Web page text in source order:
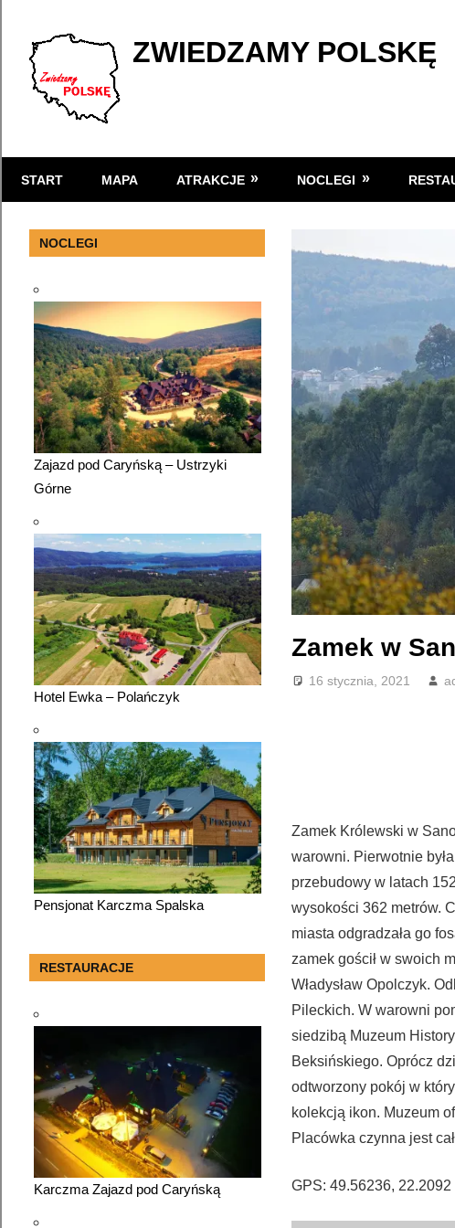
content
ZWIEDZAMY POLSKĘ
w
START MAPA ATRAKCJE NOCLEGI
Zamek w
16 stycznia, 2021
Zamek Królewski w
warowni. Pierwotnie
przebudowy w latach
wysokości 362 metrów.
miasta odgradzała go
zamek gościł w swoich
Władysław Opolczyk.
Pileckich. W warowni
siedzibą Muzeum
Beksińskiego. Oprócz
odtworzony pokój w
kolekcją ikon. Muzeum
Placówka czynna jest
GPS: 49.56236, 22.2092
NOCLEGI
Zajazd pod Caryńską – Ustrzyki
Górne
Hotel Ewka – Polańczyk
Pensjonat Karczma Spalska
RESTAURACJE
Karczma Zajazd pod Caryńską